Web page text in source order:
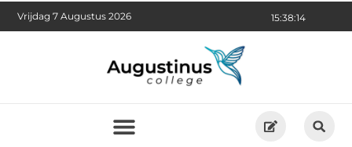
15:38:16
Vrijdag 7 Augustus 2026